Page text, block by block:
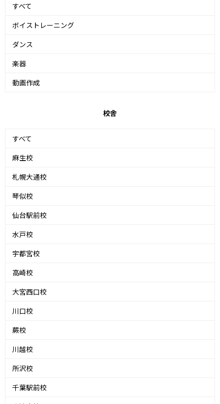
すべて
ボイストレーニング
ダンス
楽器
動画作成
校舎
すべて
麻生校
札幌大通校
琴似校
仙台駅前校
水戸校
宇都宮校
高崎校
大宮西口校
川口校
蕨校
川越校
所沢校
千葉駅前校